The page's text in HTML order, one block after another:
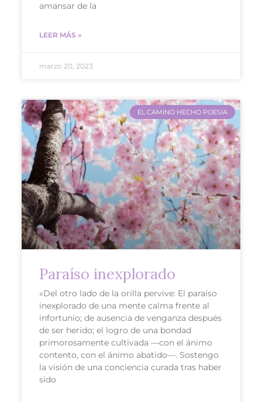
amansar de la
LEER MÁS »
marzo 20, 2023
EL CAMINO HECHO POESÍA
Paraíso inexplorado
«Del otro lado de la orilla pervive: El paraíso
inexplorado de una mente calma frente al
infortunio; de ausencia de venganza después
de ser herido; el logro de una bondad
primorosamente cultivada —con el ánimo
contento, con el ánimo abatido—. Sostengo
la visión de una conciencia curada tras haber
sido